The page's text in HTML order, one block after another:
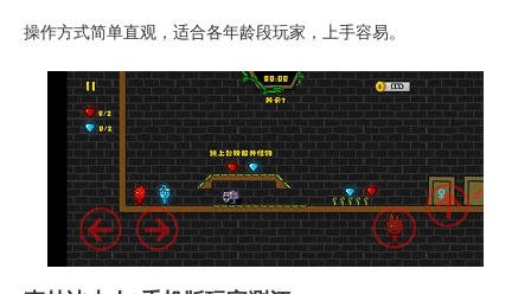
操作方式简单直观，适合各年龄段玩家，上手容易。